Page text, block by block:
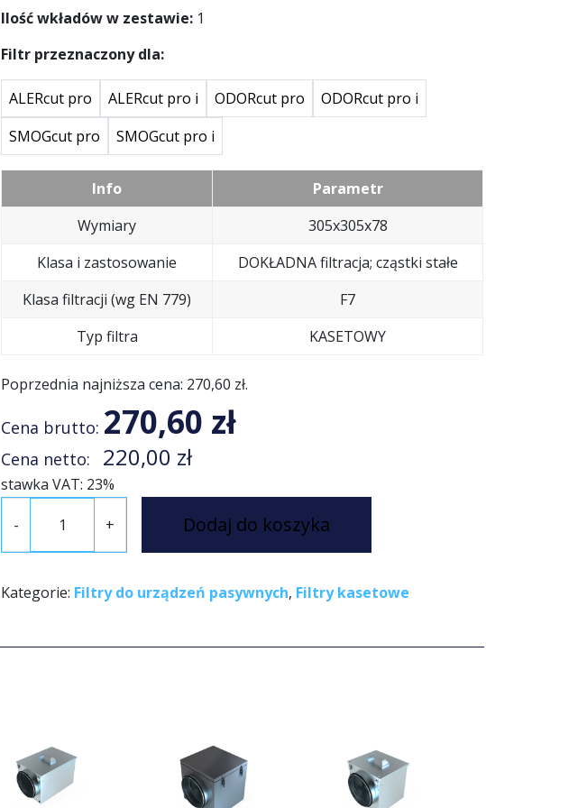
Ilość wkładów w zestawie: 1
Filtr przeznaczony dla:
ALERcut pro ALERcut pro i ODORcut pro
ODORcut pro i
SMOGcut pro
SMOGcut pro i
Info
Parametr
Wymiary
305x305x78
Klasa i zastosowanie
DOKŁADNA filtracja; cząstki stałe
Klasa filtracji (wg EN 779)
F7
Typ filtra
KASETOWY
Poprzednia najniższa cena: 270,60 zł.
Cena brutto: 270,60 zł
Cena netto: 220,00 zł
stawka VAT: 23%
-
o
ć
+ Dodaj do koszyka
Kategorie: Filtry do urządzeń pasywnych, Filtry kasetowe